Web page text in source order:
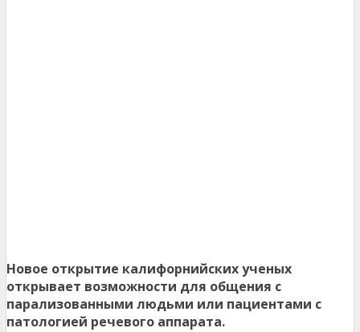
Новое открытие калифорнийских ученых
открывает возможности для общения с
парализованными людьми или пациентами с
патологией речевого аппарата.